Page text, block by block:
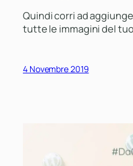
Quindi corri ad
tutte le immagini del
4 Novembre 2019